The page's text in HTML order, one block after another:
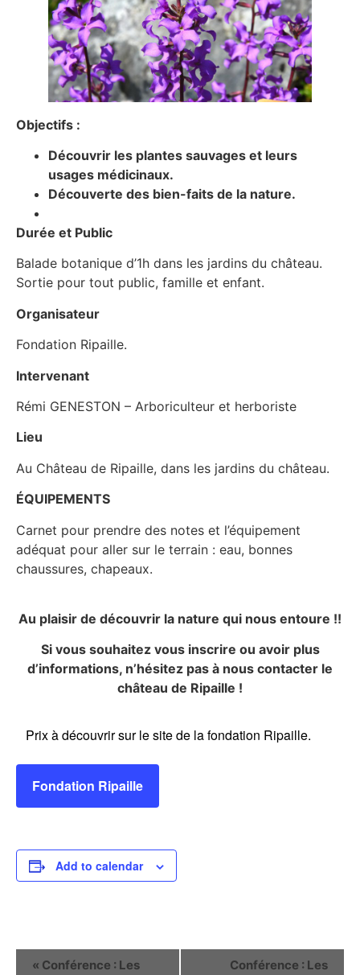
Objectifs :
Découvrir les plantes sauvages et leurs
usages médicinaux.
Découverte des bien-faits de la nature.
Durée et Public
Balade botanique d’1h dans les jardins du château.
Sortie pour tout public, famille et enfant.
Organisateur
Fondation Ripaille.
Intervenant
Rémi GENESTON – Arboriculteur et herboriste
Lieu
Au Château de Ripaille, dans les jardins du château.
​ÉQUIPEMENTS
Carnet pour prendre des notes et l’équipement
adéquat pour aller sur le terrain : eau, bonnes
chaussures, chapeaux.
Au plaisir de découvrir la nature qui nous entoure !!
Si vous souhaitez vous inscrire ou avoir plus
d’informations, n’hésitez pas à nous contacter le
château de Ripaille !
Prix à découvrir sur le site de la fondation Ripaille.
Fondation Ripaille
Add to calendar
Event
« Conférence : Les
Conférence : Les